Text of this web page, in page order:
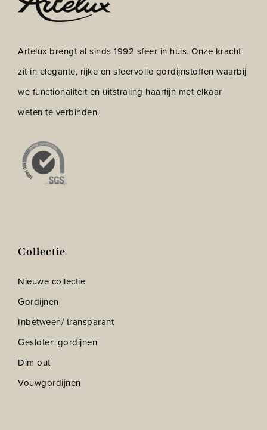
Artelux brengt al sinds 1992 sfeer in huis. Onze kracht
zit in elegante, rijke en sfeervolle gordijnstoffen waarbij
we functionaliteit en uitstraling haarfijn met elkaar
weten te verbinden.
Collectie
Nieuwe collectie
Gordijnen
Inbetween/ transparant
Gesloten gordijnen
Dim out
Vouwgordijnen